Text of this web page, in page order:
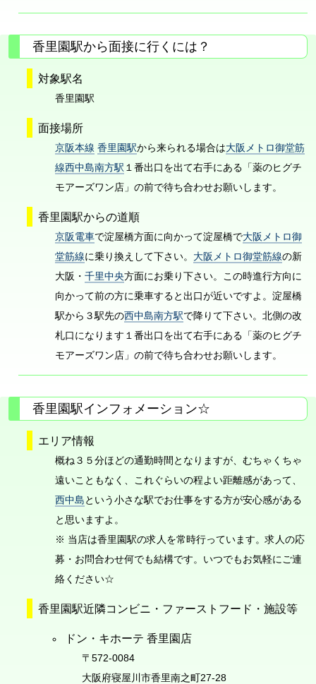
香里園駅から面接に行くには？
対象駅名
香里園駅
面接場所
京阪本線 香里園駅から来られる場合は大阪メトロ御堂筋
線西中島南方駅 １番出口を出て右手にある「薬のヒグチ
モアーズワン店」の前で待ち合わせお願いします。
香里園駅からの道順
京阪電車で淀屋橋方面に向かって淀屋橋で大阪メトロ御
堂筋線に乗り換えして下さい。 大阪メトロ御堂筋線の新
大阪・ 千里中央方面にお乗り下さい。この時進行方向に
向かって前の方に乗車すると出口が近いですよ。淀屋橋
駅から３駅先の西中島南方駅で降りて下さい。北側の改
札口になります１番出口を出て右手にある「薬のヒグチ
モアーズワン店」の前で待ち合わせお願いします。
香里園駅インフォメーション☆
エリア情報
概ね３５分ほどの通勤時間となりますが、むちゃくちゃ
遠いこともなく、これぐらいの程よい距離感があって、
西中島という小さな駅でお仕事をする方が安心感がある
と思いますよ。
※ 当店は香里園駅の求人を常時行っています。求人の応
募・お問合わせ何でも結構です。いつでもお気軽にご連
絡ください☆
香里園駅近隣コンビニ・ファーストフード・施設等
ドン・キホーテ 香里園店
〒572-0084
大阪府寝屋川市香里南之町27-28